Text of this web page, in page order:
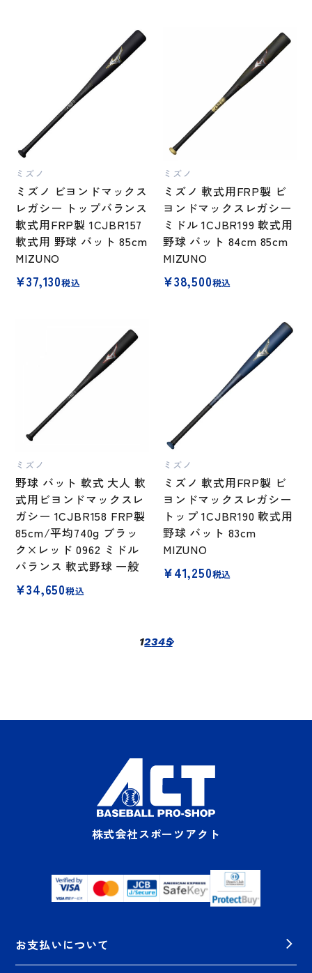
ミズノ
ミズノ ビヨンドマックス
レガシー トップバランス
軟式用FRP製 1CJBR157
軟式用 野球 バット 85cm
MIZUNO
¥37,130税込
ミズノ
ミズノ 軟式用FRP製 ビ
ヨンドマックスレガシー
ミドル 1CJBR199 軟式用
野球 バット 84cm 85cm
MIZUNO
¥38,500税込
ミズノ
野球 バット 軟式 大人 軟
式用ビヨンドマックスレ
ガシー 1CJBR158 FRP製
85cm/平均740g ブラッ
ク×レッド 0962 ミドル
バランス 軟式野球 一般
¥34,650税込
ミズノ
ミズノ 軟式用FRP製 ビ
ヨンドマックスレガシー
トップ 1CJBR190 軟式用
野球 バット 83cm
MIZUNO
¥41,250税込
12345
株式会社スポーツアクト
お支払いについて